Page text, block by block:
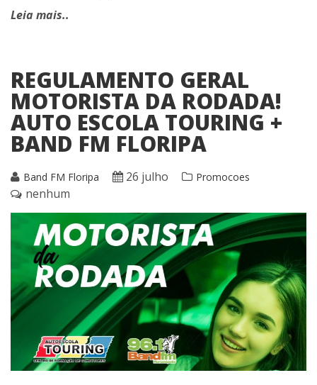
Leia mais..
REGULAMENTO GERAL
MOTORISTA DA RODADA!
AUTO ESCOLA TOURING +
BAND FM FLORIPA
Band FM Floripa 26 julho Promocoes
nenhum